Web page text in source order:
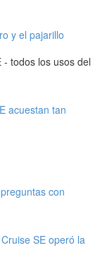
y el pajarillo
- todos los usos del
acuestan tan
con
SE operó la